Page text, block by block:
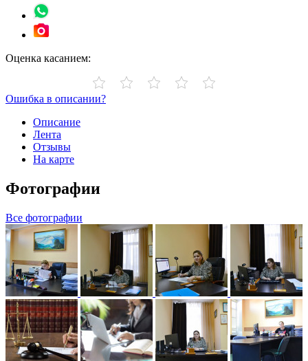
Оценка касанием:
Ошибка в описании?
Описание
Лента
Отзывы
На карте
Фотографии
Все фотографии